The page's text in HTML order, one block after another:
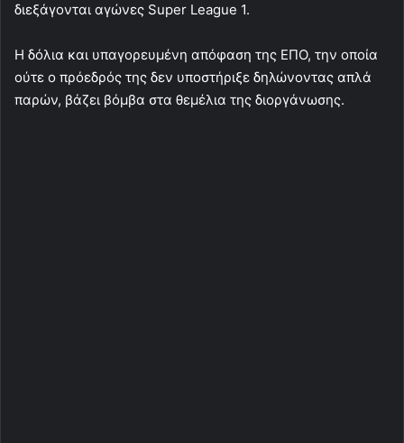
διεξάγονται αγώνες Super League 1.
Η δόλια και υπαγορευμένη απόφαση της ΕΠΟ, την οποία
ούτε ο πρόεδρός της δεν υποστήριξε δηλώνοντας απλά
παρών, βάζει βόμβα στα θεμέλια της διοργάνωσης.